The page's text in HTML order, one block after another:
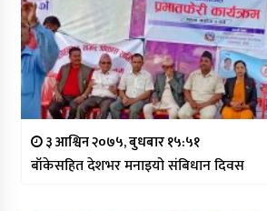
३ आश्विन २०७५, बुधबार १५:५१
बाँकेसहित देशभर मनाइयो संबिधान दिवस